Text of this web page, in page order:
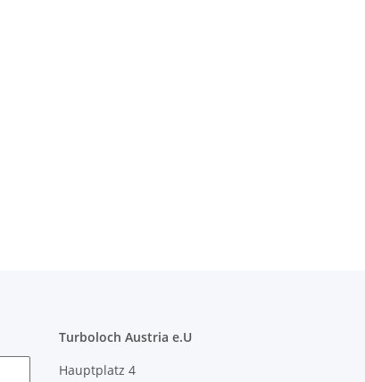
Turboloch Austria e.U
Hauptplatz 4